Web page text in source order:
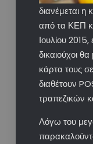
διανέμεται η
από τα ΚΕΠ
Ιουλίου 2015,
δικαιούχοι
κάρτα τους
διαθέτουν
τραπεζικών
Λόγω του